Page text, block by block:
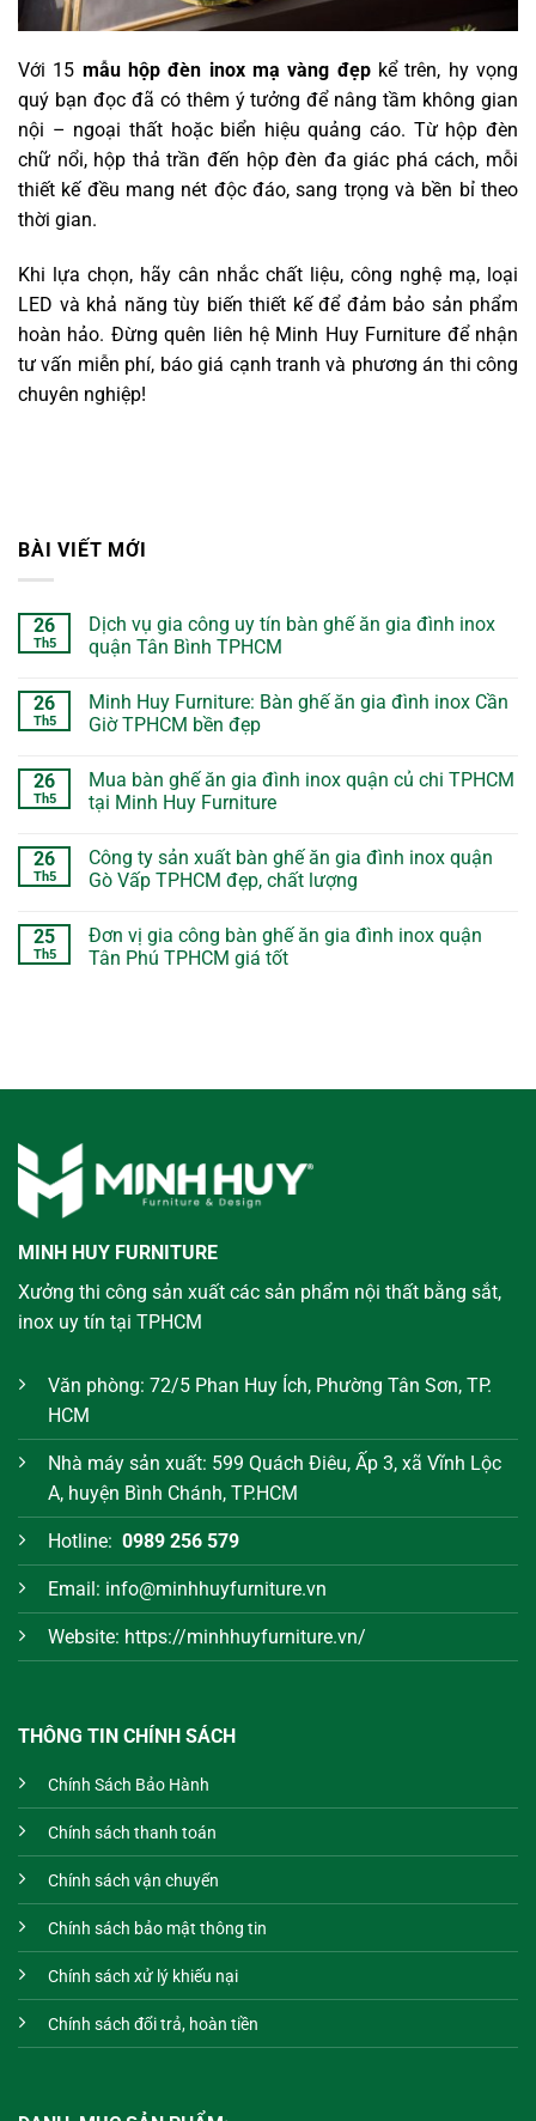
Với 15 mẫu hộp đèn inox mạ vàng đẹpkể trên, hy vọng
quý bạn đọc đã có thêm ý tưởng để nâng tầm không gian
nội – ngoại thất hoặc biển hiệu quảng cáo. Từ hộp đèn
chữ nổi, hộp thả trần đến hộp đèn đa giác phá cách, mỗi
thiết kế đều mang nét độc đáo, sang trọng và bền bỉ theo
thời gian.
Khi lựa chọn, hãy cân nhắc chất liệu, công nghệ mạ, loại
LED và khả năng tùy biến thiết kế để đảm bảo sản phẩm
hoàn hảo. Đừng quên liên hệ Minh Huy Furniture để nhận
tư vấn miễn phí, báo giá cạnh tranh và phương án thi công
chuyên nghiệp!
BÀI VIẾT MỚI
26
Th5
Dịch vụ gia công uy tín bàn ghế ăn gia đình inox
quận Tân Bình TPHCM
26
Th5
Minh Huy Furniture: Bàn ghế ăn gia đình inox Cần
Giờ TPHCM bền đẹp
26
Th5
Mua bàn ghế ăn gia đình inox quận củ chi TPHCM
tại Minh Huy Furniture
26
Th5
Công ty sản xuất bàn ghế ăn gia đình inox quận
Gò Vấp TPHCM đẹp, chất lượng
25
Th5
Đơn vị gia công bàn ghế ăn gia đình inox quận
Tân Phú TPHCM giá tốt
MINH HUY FURNITURE
Xưởng thi công sản xuất các sản phẩm nội thất bằng sắt,
inox uy tín tại TPHCM
Văn phòng: 72/5 Phan Huy Ích, Phường Tân Sơn, TP.
HCM
Nhà máy sản xuất: 599 Quách Điêu, Ấp 3, xã Vĩnh Lộc
A, huyện Bình Chánh, TP.HCM
Hotline: 0989 256 579
Email: info@minhhuyfurniture.vn
Website: https://minhhuyfurniture.vn/
THÔNG TIN CHÍNH SÁCH
Chính Sách Bảo Hành
Chính sách thanh toán
Chính sách vận chuyển
Chính sách bảo mật thông tin
Chính sách xử lý khiếu nại
Chính sách đổi trả, hoàn tiền